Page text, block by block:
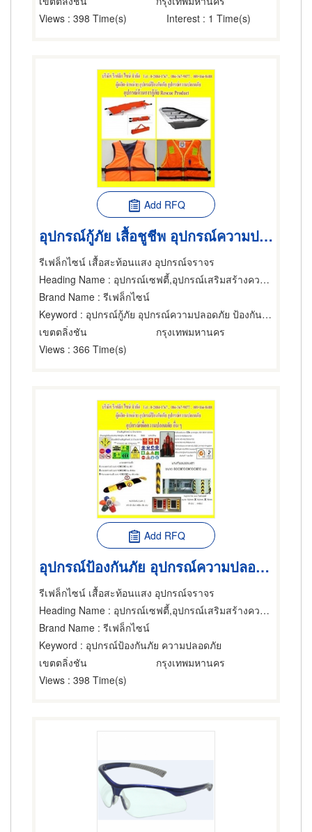
Views : 398 Time(s) Interest : 1 Time(s)
Add RFQ
อุปกรณ์กู้ภัย เสื้อชูชีพ อุปกรณ์ความปลอดภัย ป้องกันภัย
รีเฟล็กไซน์ เสื้อสะท้อนแสง อุปกรณ์จราจร
Heading Name : อุปกรณ์เซฟตี้,อุปกรณ์เสริมสร้างความปลอดภัย,เครื่องและอุปกรณ์ดับเพลิง
Brand Name : รีเฟล็กไซน์
Keyword : อุปกรณ์กู้ภัย อุปกรณ์ความปลอดภัย ป้องกันภัย
เขตตลิ่งชัน
กรุงเทพมหานคร
Views : 366 Time(s)
Add RFQ
อุปกรณ์ป้องกันภัย อุปกรณ์ความปลอดภัย ป้ายจราจร
รีเฟล็กไซน์ เสื้อสะท้อนแสง อุปกรณ์จราจร
Heading Name : อุปกรณ์เซฟตี้,อุปกรณ์เสริมสร้างความปลอดภัย,เครื่องและอุปกรณ์ดับเพลิง
Brand Name : รีเฟล็กไซน์
Keyword : อุปกรณ์ป้องกันภัย ความปลอดภัย
เขตตลิ่งชัน
กรุงเทพมหานคร
Views : 398 Time(s)